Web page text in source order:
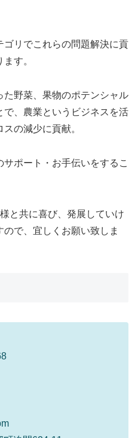
リでこれらの問題解決に貢
す。
野菜、果物のポテンシャル
で、農業というビジネスを活
の減少に貢献。
ポート・お手伝いをするこ
と共に喜び、発展していけ
で、宜しくお願い致しま